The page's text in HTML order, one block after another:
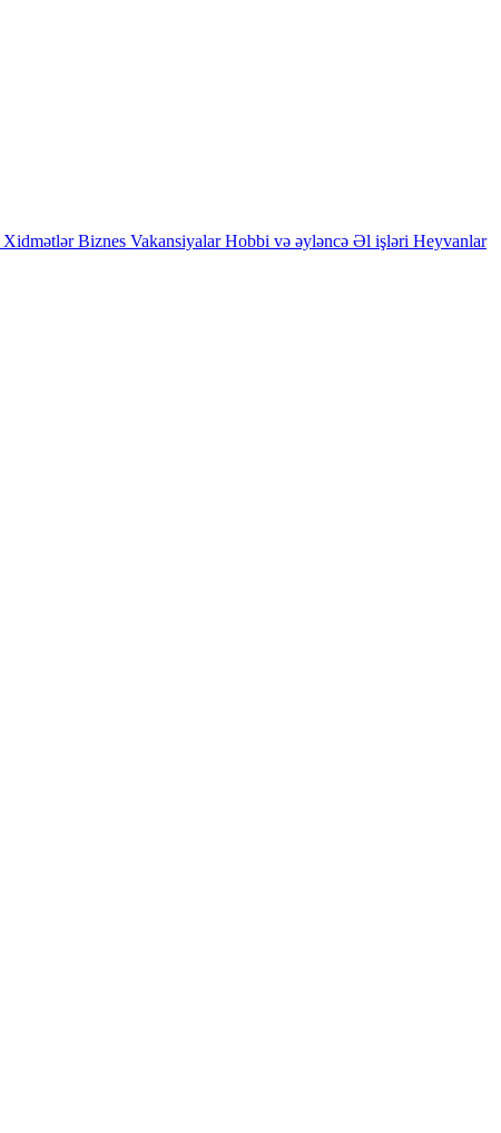
Xidmətlər Biznes Vakansiyalar Hobbi və əyləncə Əl işləri Heyvanlar